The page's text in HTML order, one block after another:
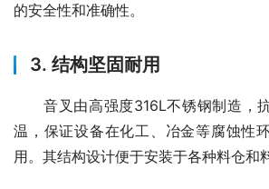
的安全性和准确性。
3. 结构坚固耐用
音叉由高强度316L不锈钢制造，
温，保证设备在化工、冶金等腐蚀性
用。其结构设计便于安装于各种料仓和